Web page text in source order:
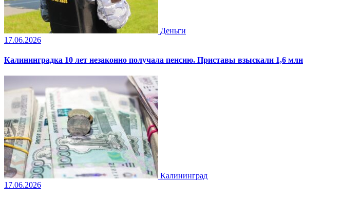
Деньги
17.06.2026
Калининградка 10 лет незаконно получала пенсию. Приставы взыскали 1,6 млн
Калининград
17.06.2026